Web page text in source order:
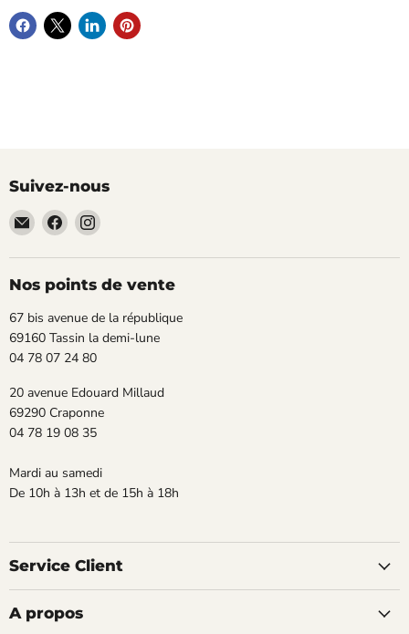
Suivez-nous
Email
TECLAB
Trouvez-
nous
sur
Facebook
Trouvez-
sur
Instagram
Nos points de vente
67 bis avenue de la république
69160 Tassin la demi-lune
04 78 07 24 80
20 avenue Edouard Millaud
69290 Craponne
04 78 19 08 35
Mardi au samedi
De 10h à 13h et de 15h à 18h
Service Client
A propos